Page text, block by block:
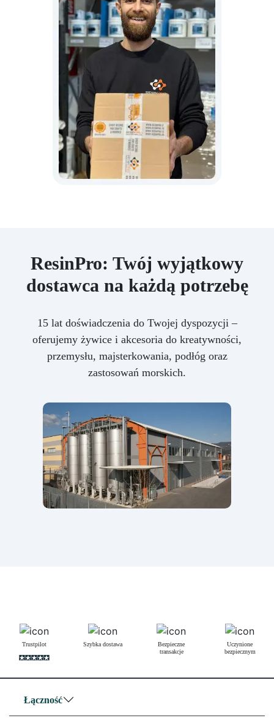
ResinPro: Twój wyjątkowy
dostawca na każdą potrzebę
15 lat doświadczenia do Twojej dyspozycji –
oferujemy żywice i akcesoria do kreatywności,
przemysłu, majsterkowania, podłóg oraz
zastosowań morskich.
Trustpilot Szybka dostawa
Bezpieczne
transakcje
Uczynione
bezpiecznym
Łączność